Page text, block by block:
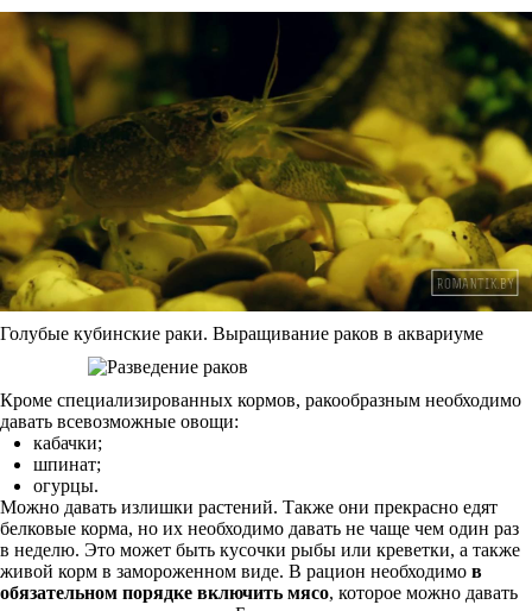
Голубые кубинские раки. Выращивание раков в аквариуме
Кроме специализированных кормов, ракообразным необходимо
давать всевозможные овощи:
кабачки;
шпинат;
огурцы.
Можно давать излишки растений. Также они прекрасно едят
белковые корма, но их необходимо давать не чаще чем один раз
в неделю. Это может быть кусочки рыбы или креветки, а также
живой корм в замороженном виде. В рацион необходимо в
обязательном порядке включить мясо, которое можно давать